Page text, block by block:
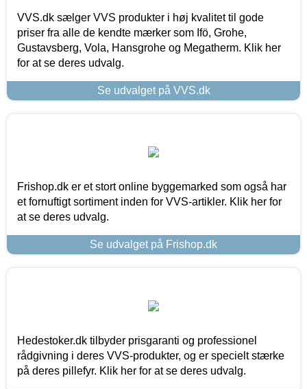
VVS.dk sælger VVS produkter i høj kvalitet til gode
priser fra alle de kendte mærker som Ifö, Grohe,
Gustavsberg, Vola, Hansgrohe og Megatherm. Klik her
for at se deres udvalg.
Se udvalget på VVS.dk
Frishop.dk er et stort online byggemarked som også har
et fornuftigt sortiment inden for VVS-artikler. Klik her for
at se deres udvalg.
Se udvalget på Frishop.dk
Hedestoker.dk tilbyder prisgaranti og professionel
rådgivning i deres VVS-produkter, og er specielt stærke
på deres pillefyr. Klik her for at se deres udvalg.